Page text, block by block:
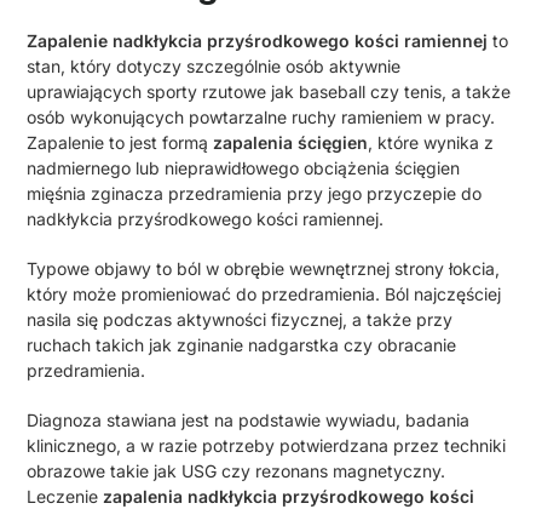
Zapalenie nadkłykcia przyśrodkowego kości ramiennej to
stan, który dotyczy szczególnie osób aktywnie
uprawiających sporty rzutowe jak baseball czy tenis, a także
osób wykonujących powtarzalne ruchy ramieniem w pracy.
Zapalenie to jest formązapalenia ścięgien, które wynika z
nadmiernego lub nieprawidłowego obciążenia ścięgien
mięśnia zginacza przedramienia przy jego przyczepie do
nadkłykcia przyśrodkowego kości ramiennej.
Typowe objawy to ból w obrębie wewnętrznej strony łokcia,
który może promieniować do przedramienia. Ból najczęściej
nasila się podczas aktywności fizycznej, a także przy
ruchach takich jak zginanie nadgarstka czy obracanie
przedramienia.
Diagnoza stawiana jest na podstawie wywiadu, badania
klinicznego, a w razie potrzeby potwierdzana przez techniki
obrazowe takie jak USG czy rezonans magnetyczny.
Leczeniezapalenia nadkłykcia przyśrodkowego kości